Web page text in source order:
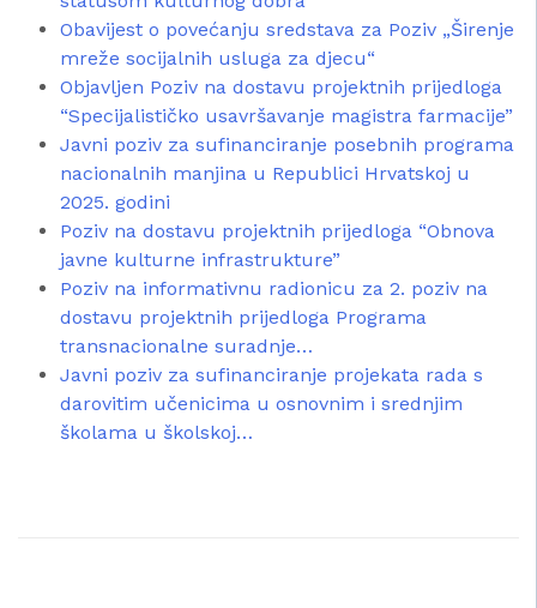
Obavijest o povećanju sredstava za Poziv „Širenje
mreže socijalnih usluga za djecu“
Objavljen Poziv na dostavu projektnih prijedloga
“Specijalističko usavršavanje magistra farmacije”
Javni poziv za sufinanciranje posebnih programa
nacionalnih manjina u Republici Hrvatskoj u
2025. godini
Poziv na dostavu projektnih prijedloga “Obnova
javne kulturne infrastrukture”
Poziv na informativnu radionicu za 2. poziv na
dostavu projektnih prijedloga Programa
transnacionalne suradnje…
Javni poziv za sufinanciranje projekata rada s
darovitim učenicima u osnovnim i srednjim
školama u školskoj…